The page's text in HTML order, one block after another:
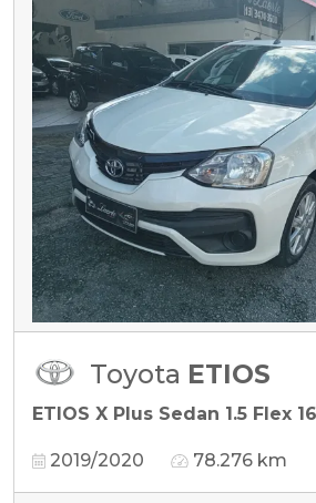
Toyota ETIOS
ETIOS X Plus Sedan 1.5 Flex
2019/2020 78.276 km